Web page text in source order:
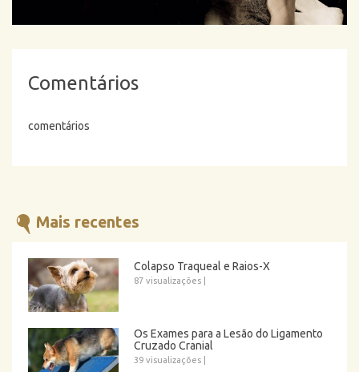
Comentários
comentários
Mais recentes
Colapso Traqueal e Raios-X
87 visualizações
Os Exames para a Lesão do Ligamento
Cruzado Cranial
39 visualizações